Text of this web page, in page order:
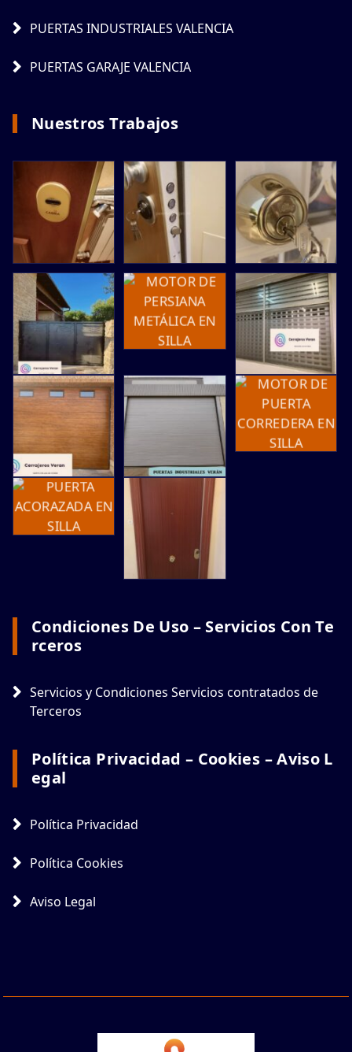
PUERTAS INDUSTRIALES VALENCIA
PUERTAS GARAJE VALENCIA
Nuestros Trabajos
Condiciones De Uso – Servicios Con Te
Rceros
Servicios y Condiciones Servicios contratados de
Terceros
Política Privacidad – Cookies – Aviso L
Egal
Política Privacidad
Política Cookies
Aviso Legal